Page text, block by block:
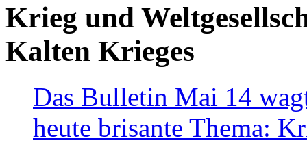
Krieg und
Kalten Krieges
Das Bulletin Mai 14
heute brisante Thema: